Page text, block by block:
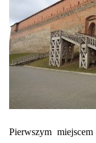
Pierwszym